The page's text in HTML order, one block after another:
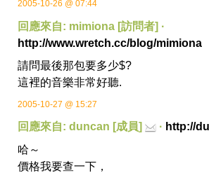
2005-10-26 @ 07:44
回應來自: mimiona [訪問者] ·
http://www.wretch.cc/blog/mimiona
請問最後那包要多少$?
這裡的音樂非常好聽.
2005-10-27 @ 15:27
回應來自: duncan [成員] · http://
哈～
價格我要查一下，